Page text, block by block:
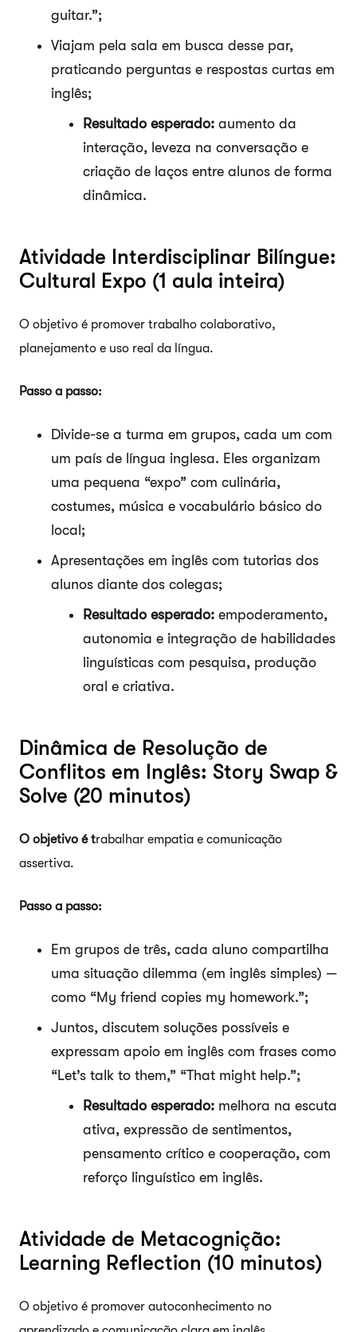
guitar.”;
Viajam pela sala em busca desse par,
praticando perguntas e respostas curtas em
inglês;
Resultado esperado: aumento da
interação, leveza na conversação e
criação de laços entre alunos de forma
dinâmica.
Atividade Interdisciplinar Bilíngue:
Cultural Expo (1 aula inteira)
O objetivo é promover trabalho colaborativo,
planejamento e uso real da língua.
Passo a passo:
Divide-se a turma em grupos, cada um com
um país de língua inglesa. Eles organizam
uma pequena “expo” com culinária,
costumes, música e vocabulário básico do
local;
Apresentações em inglês com tutorias dos
alunos diante dos colegas;
Resultado esperado: empoderamento,
autonomia e integração de habilidades
linguísticas com pesquisa, produção
oral e criativa.
Dinâmica de Resolução de
Conflitos em Inglês: Story Swap &
Solve (20 minutos)
O objetivo é trabalhar empatia e comunicação
assertiva.
Passo a passo:
Em grupos de três, cada aluno compartilha
uma situação dilemma (em inglês simples) —
como “My friend copies my homework.”;
Juntos, discutem soluções possíveis e
expressam apoio em inglês com frases como
“Let’s talk to them,” “That might help.”;
Resultado esperado: melhora na escuta
ativa, expressão de sentimentos,
pensamento crítico e cooperação, com
reforço linguístico em inglês.
Atividade de Metacognição:
Learning Reflection (10 minutos)
O objetivo é promover autoconhecimento no